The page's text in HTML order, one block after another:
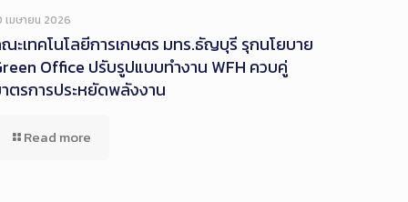
เมษายน 2026
ะเทคโนโลยีการเกษตร มทร.ธัญบุรี รุกนโยบาย
Office ปรับรูปแบบทำงาน WFH ควบคู่
ตรการประหยัดพลังงาน
Read more